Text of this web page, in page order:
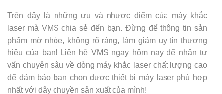
Trên đây là những ưu và nhược điểm của máy khắc
laser mà VMS chia sẻ đến bạn. Đừng để thông tin sản
phẩm mờ nhòe, không rõ ràng, làm giảm uy tín thương
hiệu của bạn! Liên hệ VMS ngay hôm nay để nhận tư
vấn chuyên sâu về dòng máy khắc laser chất lượng cao
để đảm bảo bạn chọn được thiết bị máy laser phù hợp
nhất với dây chuyền sản xuất của mình!